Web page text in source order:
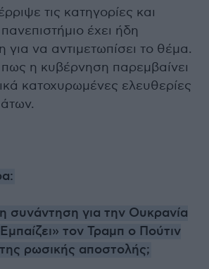
τις κατηγορίες και
έχει ήδη
να αντιμετωπίσει το θέμα.
η κυβέρνηση παρεμβαίνει
κατοχυρωμένες ελευθερίες
συνάντηση για την Ουκρανία
τον Τραμπ ο Πούτιν
ρωσικής αποστολής;